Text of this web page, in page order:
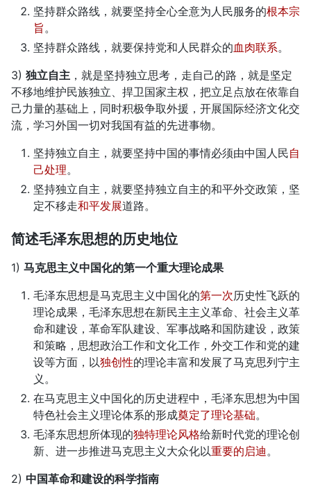
坚持群众路线，就要坚持全心全意为人民服务的根本宗
旨。
坚持群众路线，就要保持党和人民群众的血肉联系。
3) 独立自主 ，就是坚持独立思考，走自己的路，就是坚定
不移地维护民族独立、捍卫国家主权，把立足点放在依靠自
己力量的基础上，同时积极争取外援，开展国际经济文化交
流，学习外国一切对我国有益的先进事物。
坚持独立自主，就要坚持中国的事情必须由中国人民自
己处理。
坚持独立自主，就要坚持独立自主的和平外交政策，坚
定不移走和平发展道路。
简述毛泽东思想的历史地位
1) 马克思主义中国化的第一个重大理论成果
毛泽东思想是马克思主义中国化的第一次历史性飞跃的
理论成果，毛泽东思想在新民主主义革命、社会主义革
命和建设，革命军队建设、军事战略和国防建设，政策
和策略，思想政治工作和文化工作，外交工作和党的建
设等方面，以独创性的理论丰富和发展了马克思列宁主
义。
在马克思主义中国化的历史进程中，毛泽东思想为中国
特色社会主义理论体系的形成奠定了理论基础。
毛泽东思想所体现的独特理论风格给新时代党的理论创
新、进一步推进马克思主义大众化以重要的启迪。
2) 中国革命和建设的科学指南